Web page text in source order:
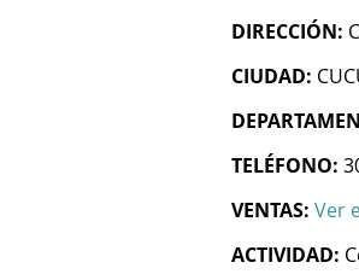
DIRECCIÓN:
CIUDAD:
TELÉFONO:
VENTAS: Ver
ACTIVIDAD: